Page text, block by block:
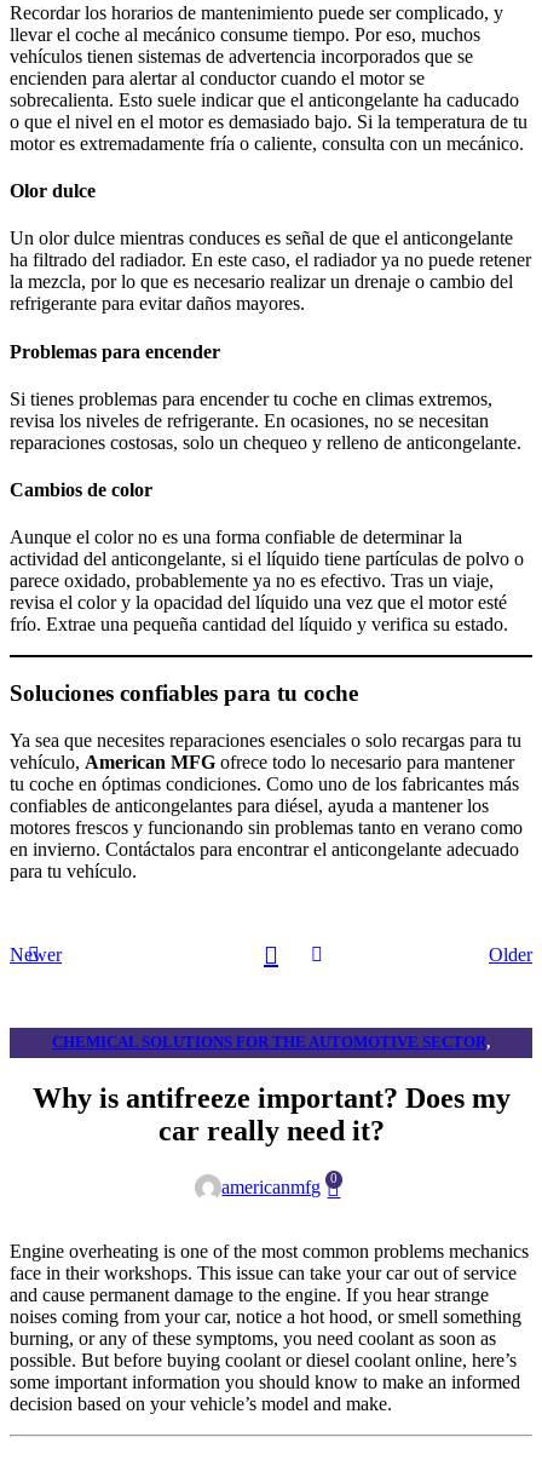
Recordar los horarios de mantenimiento puede ser complicado, y
llevar el coche al mecánico consume tiempo. Por eso, muchos
vehículos tienen sistemas de advertencia incorporados que se
encienden para alertar al conductor cuando el motor se
sobrecalienta. Esto suele indicar que el anticongelante ha caducado
o que el nivel en el motor es demasiado bajo. Si la temperatura de tu
motor es extremadamente fría o caliente, consulta con un mecánico.
Olor dulce
Un olor dulce mientras conduces es señal de que el anticongelante
ha filtrado del radiador. En este caso, el radiador ya no puede retener
la mezcla, por lo que es necesario realizar un drenaje o cambio del
refrigerante para evitar daños mayores.
Problemas para encender
Si tienes problemas para encender tu coche en climas extremos,
revisa los niveles de refrigerante. En ocasiones, no se necesitan
reparaciones costosas, solo un chequeo y relleno de anticongelante.
Cambios de color
Aunque el color no es una forma confiable de determinar la
actividad del anticongelante, si el líquido tiene partículas de polvo o
parece oxidado, probablemente ya no es efectivo. Tras un viaje,
revisa el color y la opacidad del líquido una vez que el motor esté
frío. Extrae una pequeña cantidad del líquido y verifica su estado.
Soluciones confiables para tu coche
Ya sea que necesites reparaciones esenciales o solo recargas para tu
vehículo, American MFG ofrece todo lo necesario para mantener
tu coche en óptimas condiciones. Como uno de los fabricantes más
confiables de anticongelantes para diésel, ayuda a mantener los
motores frescos y funcionando sin problemas tanto en verano como
en invierno. Contáctalos para encontrar el anticongelante adecuado
para tu vehículo.
Newer Older
CHEMICAL SOLUTIONS FOR THE AUTOMOTIVE SECTOR,
Why is antifreeze important? Does my
car really need it?
americanmfg 0
Engine overheating is one of the most common problems mechanics
face in their workshops. This issue can take your car out of service
and cause permanent damage to the engine. If you hear strange
noises coming from your car, notice a hot hood, or smell something
burning, or any of these symptoms, you need coolant as soon as
possible. But before buying coolant or diesel coolant online, here’s
some important information you should know to make an informed
decision based on your vehicle’s model and make.